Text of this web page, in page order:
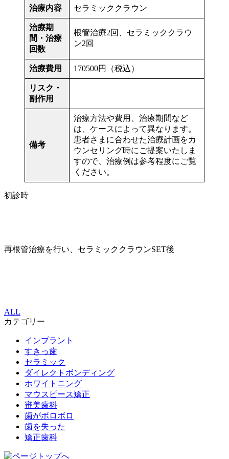
治療内容 セラミッククラウン
治療期
間・治療
回数
根管治療2回、セラミッククラウ
ン2回
治療費用 170500円（税込）
リスク・
副作用
備考
治療方法や費用、治療期間など
は、ケースによって異なります。
患者さまに合わせた治療計画をカ
ウンセリング時にご提案いたしま
すので、治療例は参考程度にご覧
ください。
初診時
再根管治療を行い、セラミッククラウンSET後
ALL
カテゴリー
インプラント
すきっ歯
セラミック
ダイレクトボンディング
ホワイトニング
マウスピース矯正
審美歯科
歯がボロボロ
歯を失った
矯正歯科